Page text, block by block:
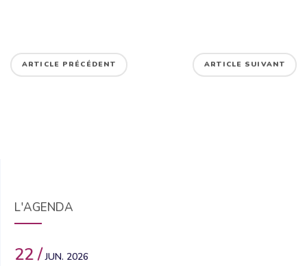
ARTICLE PRÉCÉDENT ARTICLE SUIVANT
L'AGENDA
22 /JUN. 2026